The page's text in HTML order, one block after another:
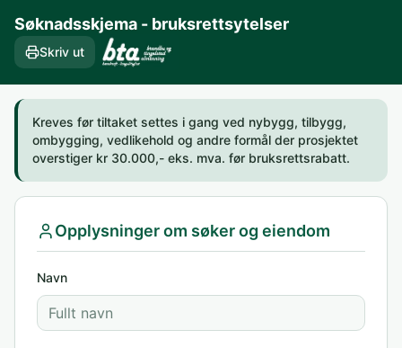
Søknadsskjema - bruksrettsytelser
Skriv ut
Kreves før tiltaket settes i gang ved nybygg, tilbygg,
ombygging, vedlikehold og andre formål der prosjektet
overstiger kr 30.000,- eks. mva. før bruksrettsrabatt.
Opplysninger om søker og eiendom
Navn